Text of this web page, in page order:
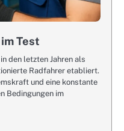
Test
den letzten Jahren als
Radfahrer etabliert.
und eine konstante
Bedingungen im